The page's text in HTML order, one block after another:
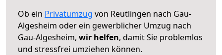
Ob ein Privatumzug von Reutlingen nach Gau-
Algesheim oder ein gewerblicher Umzug nach
Gau-Algesheim, wir helfen, damit Sie problemlos
und stressfrei umziehen können.